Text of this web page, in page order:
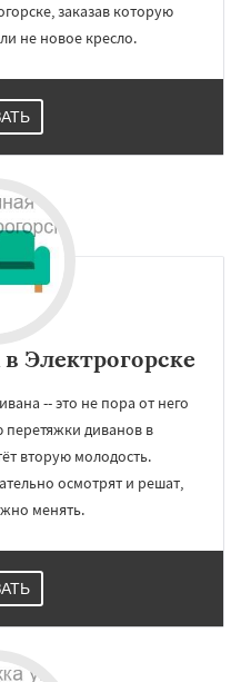
заказав которую
не новое кресло.
Электрогорске
-- это не пора от него
диванов в
вторую молодость.
осмотрят и решат,
менять.